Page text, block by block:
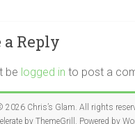
a Reply
be logged in to post a
2026 Chris’s Glam. All rights
by ThemeGrill. Powered by